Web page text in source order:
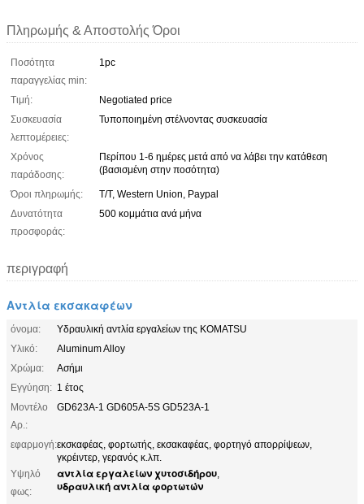
Πληρωμής & Αποστολής Όροι
Ποσότητα
παραγγελίας min:
1pc
Τιμή:
Negotiated price
Συσκευασία
λεπτομέρειες:
Τυποποιημένη στέλνοντας συσκευασία
Χρόνος
παράδοσης:
Περίπου 1-6 ημέρες μετά από να λάβει την κατάθεση
(βασισμένη στην ποσότητα)
Όροι πληρωμής:
T/T, Western Union, Paypal
Δυνατότητα
προσφοράς:
500 κομμάτια ανά μήνα
περιγραφή
Αντλία εκσακαφέων
όνομα:
Υδραυλική αντλία εργαλείων της KOMATSU
Υλικό:
Aluminum Alloy
Χρώμα:
Ασήμι
Εγγύηση: 1 έτος
Μοντέλο
Αρ.:
GD623A-1 GD605A-5S GD523A-1
εφαρμογή:εκσκαφέας, φορτωτής, εκσακαφέας, φορτηγό απορρίψεων,
γκρέιντερ, γερανός κ.λπ.
Υψηλό
φως:
αντλία εργαλείων χυτοσιδήρου,
υδραυλική αντλία φορτωτών